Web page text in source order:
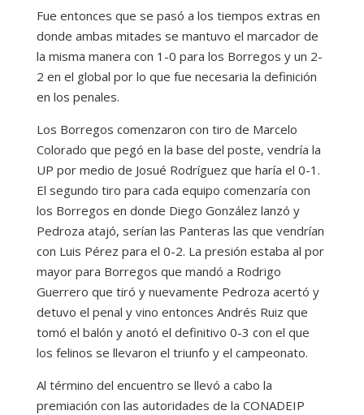
Fue entonces que se pasó a los tiempos extras en
donde ambas mitades se mantuvo el marcador de
la misma manera con 1-0 para los Borregos y un 2-
2 en el global por lo que fue necesaria la definición
en los penales.
Los Borregos comenzaron con tiro de Marcelo
Colorado que pegó en la base del poste, vendría la
UP por medio de Josué Rodríguez que haría el 0-1.
El segundo tiro para cada equipo comenzaría con
los Borregos en donde Diego González lanzó y
Pedroza atajó, serían las Panteras las que vendrían
con Luis Pérez para el 0-2. La presión estaba al por
mayor para Borregos que mandó a Rodrigo
Guerrero que tiró y nuevamente Pedroza acertó y
detuvo el penal y vino entonces Andrés Ruiz que
tomó el balón y anotó el definitivo 0-3 con el que
los felinos se llevaron el triunfo y el campeonato.
Al término del encuentro se llevó a cabo la
premiación con las autoridades de la CONADEIP